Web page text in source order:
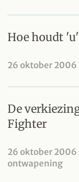
Hoe houdt
26 oktober 2006
De
Fighter
26 oktober 2006
ontwapening